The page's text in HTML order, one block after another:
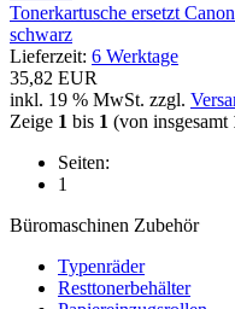
Tonerkartusche ersetzt
schwarz
Lieferzeit: 6 Werktage
35,82 EUR
inkl. 19 % MwSt. zzgl.
Zeige 1 bis 1 (von insgesamt
Seiten:
1
Büromaschinen Zubehör
Typenräder
Resttonerbehälter